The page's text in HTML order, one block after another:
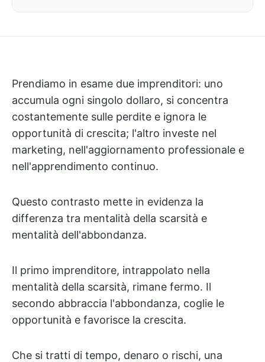
Prendiamo in esame due imprenditori: uno
accumula ogni singolo dollaro, si concentra
costantemente sulle perdite e ignora le
opportunità di crescita; l'altro investe nel
marketing, nell'aggiornamento professionale e
nell'apprendimento continuo.
Questo contrasto mette in evidenza la
differenza tra mentalità della scarsità e
mentalità dell'abbondanza.
Il primo imprenditore, intrappolato nella
mentalità della scarsità, rimane fermo. Il
secondo abbraccia l'abbondanza, coglie le
opportunità e favorisce la crescita.
Che si tratti di tempo, denaro o rischi, una